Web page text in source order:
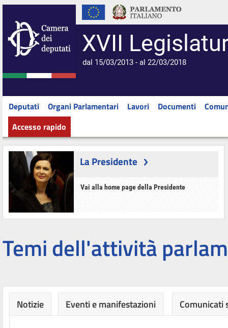
XVII
dal 15/03/2013 - al 22/03/2018
Deputati Organi Parlamentari Lavori Documenti
Accesso rapido
La Presidente
Vai alla home page della Presidente
Temi dell'attività
Notizie Eventi e manifestazioni Comunicati